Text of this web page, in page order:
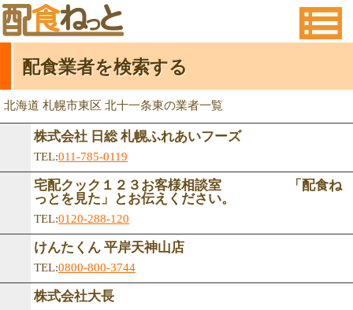
配食業者を検索する
北海道 札幌市東区 北十一条東の業者一覧
株式会社 日総 札幌ふれあいフーズ
TEL:011-785-0119
宅配クック１２３お客様相談室 「配食ね
っとを見た」とお伝えください。
TEL:0120-288-120
けんたくん 平岸天神山店
TEL:0800-800-3744
株式会社大長